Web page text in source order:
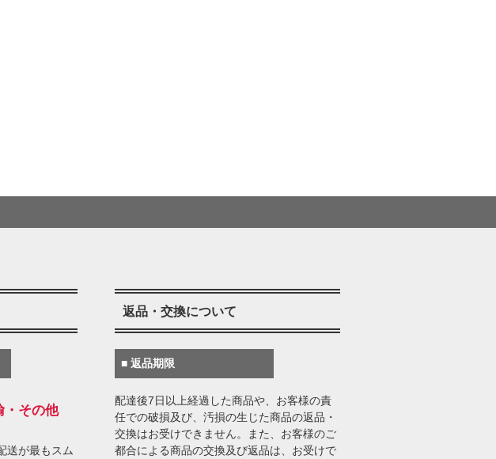
・その他
送が最もスム
返品・交換について
■ 返品期限
配達後7日以上経過した商品や、お客様の責
任での破損及び、汚損の生じた商品の返品・
交換はお受けできません。また、お客様のご
都合による商品の交換及び返品は、お受けで